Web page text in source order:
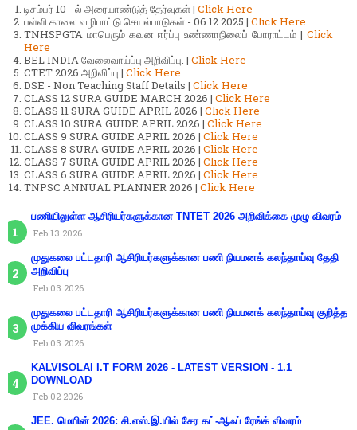
டிசம்பர் 10 - ல் அரையாண்டுத் தேர்வுகள் | Click Here
பள்ளி காலை வழிபாட்டு செயல்பாடுகள் - 06.12.2025 | Click Here
TNHSPGTA மாபெரும் கவன ஈர்ப்பு உண்ணாநிலைப் போராட்டம் | Click
Here
BEL INDIA வேலைவாய்ப்பு அறிவிப்பு. | Click Here
CTET 2026 அறிவிப்பு | Click Here
DSE - Non Teaching Staff Details | Click Here
CLASS 12 SURA GUIDE MARCH 2026 | Click Here
CLASS 11 SURA GUIDE APRIL 2026 | Click Here
CLASS 10 SURA GUIDE APRIL 2026 | Click Here
CLASS 9 SURA GUIDE APRIL 2026 | Click Here
CLASS 8 SURA GUIDE APRIL 2026 | Click Here
CLASS 7 SURA GUIDE APRIL 2026 | Click Here
CLASS 6 SURA GUIDE APRIL 2026 | Click Here
TNPSC ANNUAL PLANNER 2026 | Click Here
பணியிலுள்ள ஆசிரியர்களுக்கான TNTET 2026 அறிவிக்கை முழு விவரம்
Feb 13 2026
முதுகலை பட்டதாரி ஆசிரியர்களுக்கான பணி நியமனக் கலந்தாய்வு தேதி
அறிவிப்பு
Feb 03 2026
முதுகலை பட்டதாரி ஆசிரியர்களுக்கான பணி நியமனக் கலந்தாய்வு குறித்த
முக்கிய விவரங்கள்
Feb 03 2026
KALVISOLAI I.T FORM 2026 - LATEST VERSION - 1.1
DOWNLOAD
Feb 02 2026
JEE. மெயின் 2026: சி.எஸ்.இ.யில் சேர கட்-ஆஃப் ரேங்க் விவரம்